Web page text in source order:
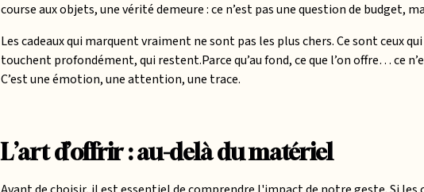
course aux objets, une vérité demeure : ce n’est pas une question de budget,
Les cadeaux qui marquent vraiment ne sont pas les plus chers. Ce sont ceux
touchent profondément, qui restent.Parce qu’au fond, ce que l’on offre… ce
C’est une émotion, une attention, une trace.
L’art d’offrir : au-delà du matériel